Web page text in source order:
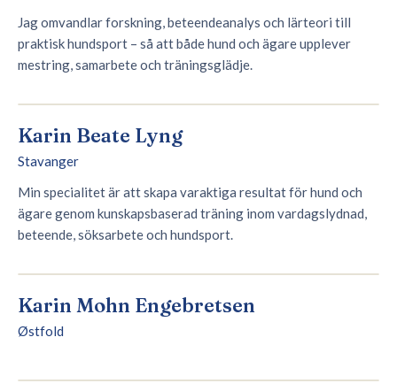
Jag omvandlar forskning, beteendeanalys och lärteori till
praktisk hundsport – så att både hund och ägare upplever
mestring, samarbete och träningsglädje.
Karin Beate Lyng
Stavanger
Min specialitet är att skapa varaktiga resultat för hund och
ägare genom kunskapsbaserad träning inom vardagslydnad,
beteende, söksarbete och hundsport.
Karin Mohn Engebretsen
Østfold